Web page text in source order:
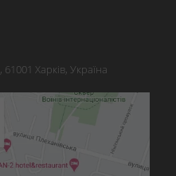
, 61001 Харків, Україна